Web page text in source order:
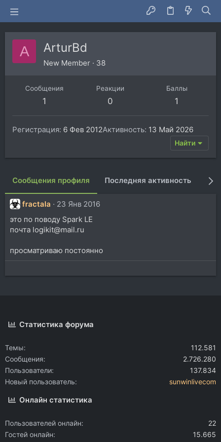
A ArturBd
New Member · 38
Сообщения
1
Реакции
0
Баллы
1
Регистрация 6 Фев 2012Активность 13 Май 2026
Найти
Сообщения профиля Последняя активность
fractala
23 Янв 2016
это по поводу Spark LE
почта logikit@mail.ru
просматриваю постоянно
Статистика форума
Темы
112.581
Сообщения
2.726.280
Пользователи
137.834
Новый пользователь
sunwinlivecom
Онлайн статистика
Пользователей онлайн
22
Гостей онлайн
15.665